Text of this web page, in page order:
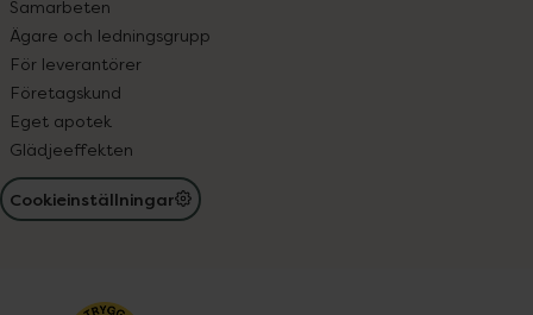
Samarbeten
Ägare och ledningsgrupp
För leverantörer
Företagskund
Eget apotek
Glädjeeffekten
Cookieinställningar